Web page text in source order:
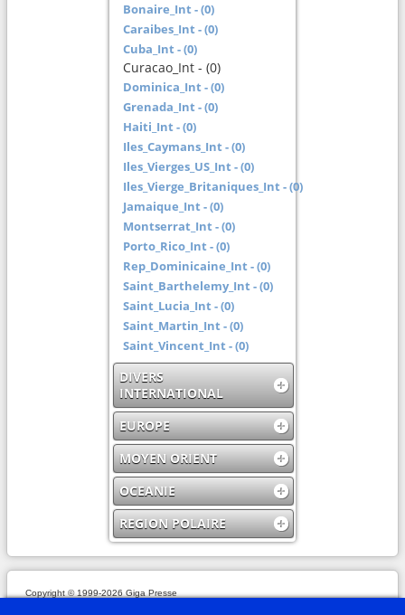
Bonaire_Int - (0)
Caraibes_Int - (0)
Cuba_Int - (0)
Curacao_Int - (0)
Dominica_Int - (0)
Grenada_Int - (0)
Haiti_Int - (0)
Iles_Caymans_Int - (0)
Iles_Vierges_US_Int - (0)
Iles_Vierge_Britaniques_Int - (0)
Jamaique_Int - (0)
Montserrat_Int - (0)
Porto_Rico_Int - (0)
Rep_Dominicaine_Int - (0)
Saint_Barthelemy_Int - (0)
Saint_Lucia_Int - (0)
Saint_Martin_Int - (0)
Saint_Vincent_Int - (0)
DIVERS
INTERNATIONAL
EUROPE
MOYEN ORIENT
OCEANIE
REGION POLAIRE
Copyright © 1999-2026 Giga Presse